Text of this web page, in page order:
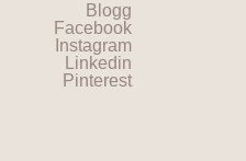
Blogg
Facebook
Instagram
Linkedin
Pinterest